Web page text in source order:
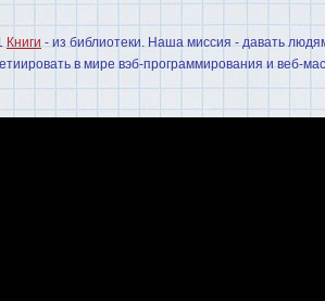
Книги - из библиотеки. Наша миссия - давать
в мире вэб-программирования и веб-